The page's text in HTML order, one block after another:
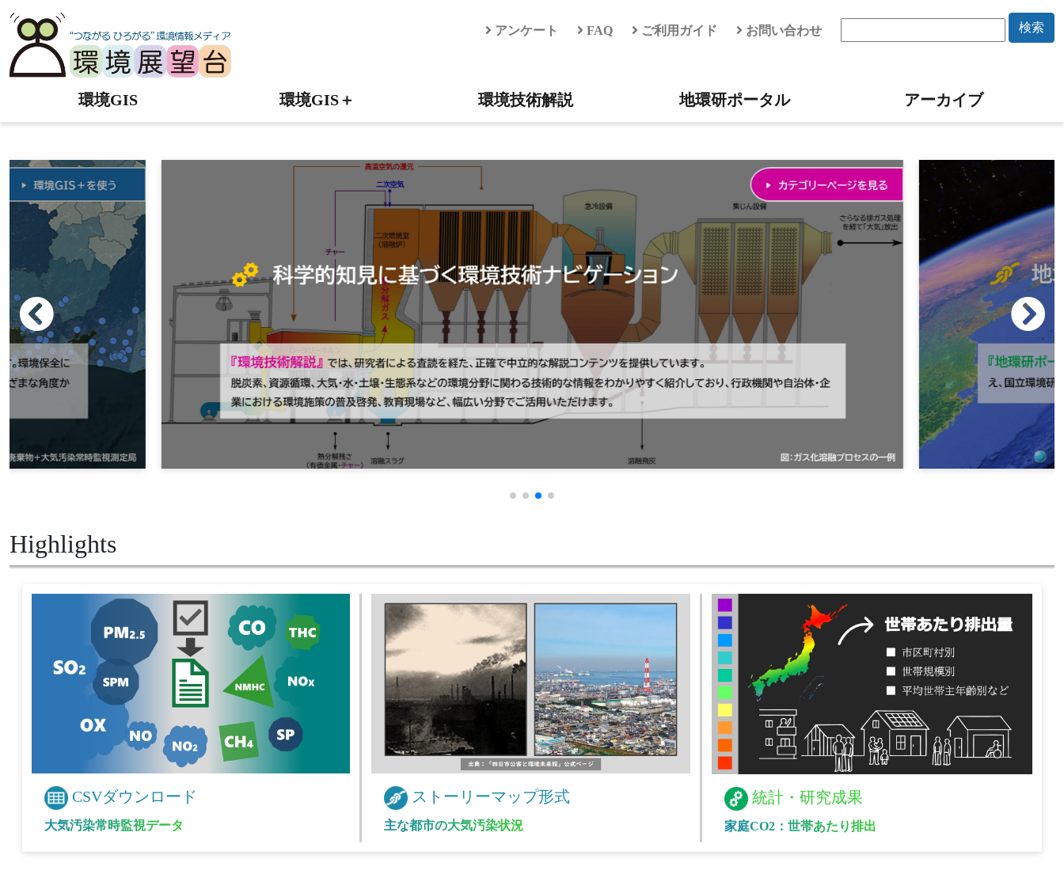
アンケート FAQ ご利用ガイド お問い合わせ 検索
環境GIS 環境GIS＋ 環境技術解説 地環研ポータル アーカイブ
Highlights
CSVダウンロード
大気汚染常時監視データ
ストーリーマップ形式
主な都市の大気汚染状況
統計・研究成果
家庭CO2：世帯あたり排出